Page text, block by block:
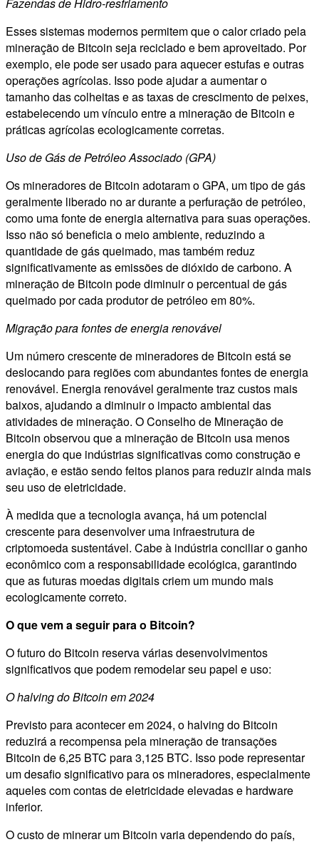
Esses sistemas modernos permitem que o calor criado pela
mineração de Bitcoin seja reciclado e bem aproveitado. Por
exemplo, ele pode ser usado para aquecer estufas e outras
operações agrícolas. Isso pode ajudar a aumentar o
tamanho das colheitas e as taxas de crescimento de peixes,
estabelecendo um vínculo entre a mineração de Bitcoin e
práticas agrícolas ecologicamente corretas.
Uso de Gás de Petróleo Associado (GPA)
Os mineradores de Bitcoin adotaram o GPA, um tipo de gás
geralmente liberado no ar durante a perfuração de petróleo,
como uma fonte de energia alternativa para suas operações.
Isso não só beneficia o meio ambiente, reduzindo a
quantidade de gás queimado, mas também reduz
significativamente as emissões de dióxido de carbono. A
mineração de Bitcoin pode diminuir o percentual de gás
queimado por cada produtor de petróleo em 80%.
Migração para fontes de energia renovável
Um número crescente de mineradores de Bitcoin está se
deslocando para regiões com abundantes fontes de energia
renovável. Energia renovável geralmente traz custos mais
baixos, ajudando a diminuir o impacto ambiental das
atividades de mineração. O Conselho de Mineração de
Bitcoin observou que a mineração de Bitcoin usa menos
energia do que indústrias significativas como construção e
aviação, e estão sendo feitos planos para reduzir ainda mais
seu uso de eletricidade.
À medida que a tecnologia avança, há um potencial
crescente para desenvolver uma infraestrutura de
criptomoeda sustentável. Cabe à indústria conciliar o ganho
econômico com a responsabilidade ecológica, garantindo
que as futuras moedas digitais criem um mundo mais
ecologicamente correto.
O que vem a seguir para o Bitcoin?
O futuro do Bitcoin reserva várias desenvolvimentos
significativos que podem remodelar seu papel e uso:
O halving do Bitcoin em 2024
Previsto para acontecer em 2024, o halving do Bitcoin
reduzirá a recompensa pela mineração de transações
Bitcoin de 6,25 BTC para 3,125 BTC. Isso pode representar
um desafio significativo para os mineradores, especialmente
aqueles com contas de eletricidade elevadas e hardware
inferior.
O custo de minerar um Bitcoin varia dependendo do país,